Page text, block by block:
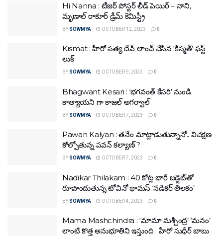
Hi Nanna : టీజర్ పోస్టర్ లీడ్ పెయిర్ – నాని,
మృణాల్ ఠాకూర్ డ్రీమ్ కెమిస్ట్రీ
BY SOWMYA OCTOBER 12, 2023 0
Kismat : హీరో సత్య దేవ్ లాంచ్ చేసిన ‘కిస్మత్’ ఫస్ట్
లుక్‌
BY SOWMYA OCTOBER 9, 2023 0
Bhagwant Kesari : ‘భగవంత్ కేసరి’ నుండి
కాత్యాయని గా కాజల్ అగర్వాల్
BY SOWMYA OCTOBER 7, 2023 0
Pawan Kalyan : త‌నేం మాట్లాడుతున్నానో.. విచ‌క్ష‌ణ
కోల్పోతున్న ప‌వ‌న్ క‌ల్యాణ్ ?
BY SOWMYA OCTOBER 7, 2023 0
Nadikar Thilakam : 40 కోట్ల భారీ బడ్జెట్‌తో
రూపొందుతున్న టోవినో థామస్‌ ‘నడికర్ తిలకం’
BY SOWMYA OCTOBER 4, 2023 0
Mama Mashchindra : ‘మామా మశ్చీంద్ర’ ‘మనం’
లాంటి కొత్త అనుభూతిని ఇస్తుంది : హీరో సుధీర్ బాబు